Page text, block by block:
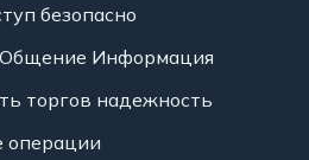
безопасно
Информация
торгов надежность
операции